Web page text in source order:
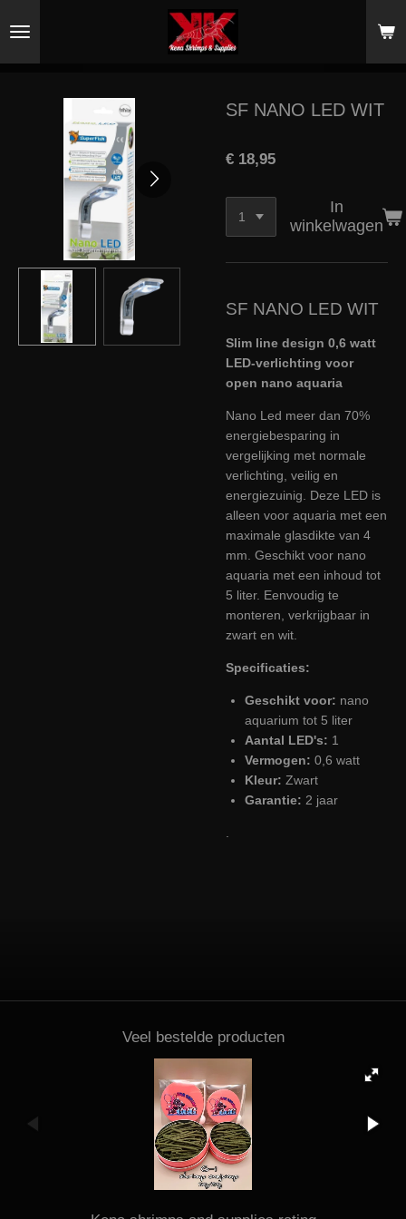
direct
hoofdinhoud
SF NANO LED WIT
€ 18,95
In
winkelwagen
SF NANO LED WIT
Slim line design 0,6 watt
LED-verlichting voor
open nano aquaria
Nano Led meer dan 70%
energiebesparing in
vergelijking met normale
verlichting, veilig en
energiezuinig. Deze LED is
alleen voor aquaria met een
maximale glasdikte van 4
mm. Geschikt voor nano
aquaria met een inhoud tot
5 liter. Eenvoudig te
monteren, verkrijgbaar in
zwart en wit.
Specificaties:
Geschikt voor: nano
aquarium tot 5 liter
Aantal LED's: 1
Vermogen: 0,6 watt
Kleur: Zwart
Garantie: 2 jaar
Veel bestelde producten